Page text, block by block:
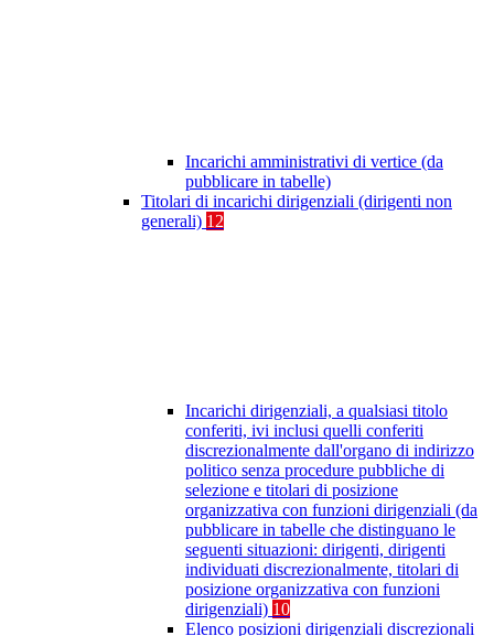
Incarichi amministrativi di vertice (da
pubblicare in tabelle)
Titolari di incarichi dirigenziali (dirigenti non
generali) 12
Incarichi dirigenziali, a qualsiasi titolo
conferiti, ivi inclusi quelli conferiti
discrezionalmente dall'organo di indirizzo
politico senza procedure pubbliche di
selezione e titolari di posizione
organizzativa con funzioni dirigenziali (da
pubblicare in tabelle che distinguano le
seguenti situazioni: dirigenti, dirigenti
individuati discrezionalmente, titolari di
posizione organizzativa con funzioni
dirigenziali) 10
Elenco posizioni dirigenziali discrezionali